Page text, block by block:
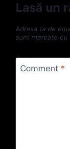
Lasă un
Adresa ta de
sunt marcate cu
Comment *